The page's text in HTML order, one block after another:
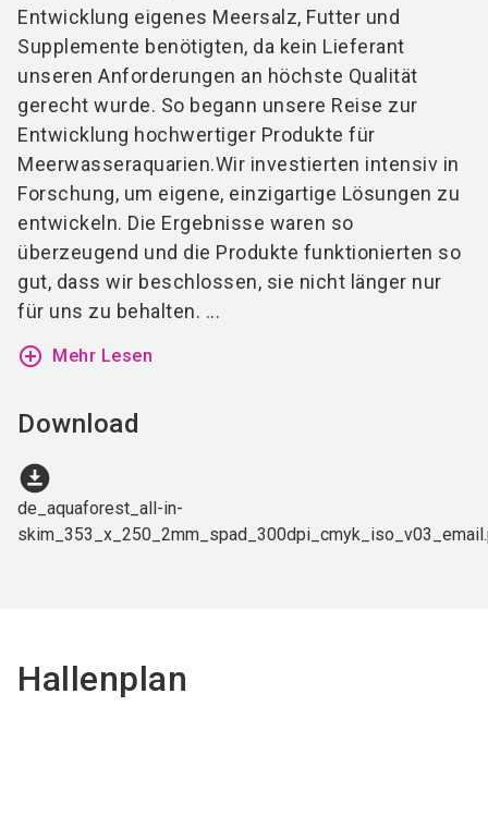
Entwicklung eigenes Meersalz, Futter und
Supplemente benötigten, da kein Lieferant
unseren Anforderungen an höchste Qualität
gerecht wurde. So begann unsere Reise zur
Entwicklung hochwertiger Produkte für
Meerwasseraquarien.Wir investierten intensiv in
Forschung, um eigene, einzigartige Lösungen zu
entwickeln. Die Ergebnisse waren so
überzeugend und die Produkte funktionierten so
gut, dass wir beschlossen, sie nicht länger nur
für uns zu behalten. ...
add_circle_outline Mehr Lesen
Download
download_for_offline
de_aquaforest_all-in-
Hallenplan